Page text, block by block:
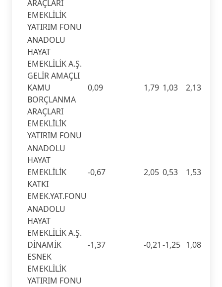
ARAÇLARI
EMEKLİLİK
YATIRIM FONU
ANADOLU
HAYAT
EMEKLİLİK A.Ş.
GELİR AMAÇLI
KAMU
BORÇLANMA
ARAÇLARI
EMEKLİLİK
YATIRIM FONU
0,09 1,79 1,03 2,13
ANADOLU
HAYAT
EMEKLİLİK
KATKI
EMEK.YAT.FONU
-0,67 2,05 0,53 1,53
ANADOLU
HAYAT
EMEKLİLİK A.Ş.
DİNAMİK
ESNEK
EMEKLİLİK
YATIRIM FONU
-1,37 -0,21 -1,25 1,08